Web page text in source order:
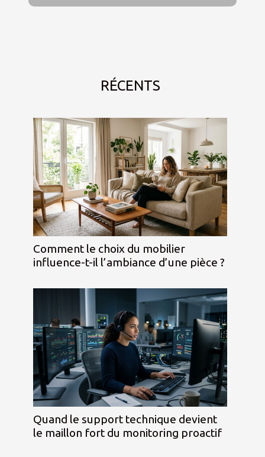
RÉCENTS
Comment le choix du mobilier
influence-t-il l’ambiance d’une pièce ?
Quand le support technique devient
le maillon fort du monitoring proactif